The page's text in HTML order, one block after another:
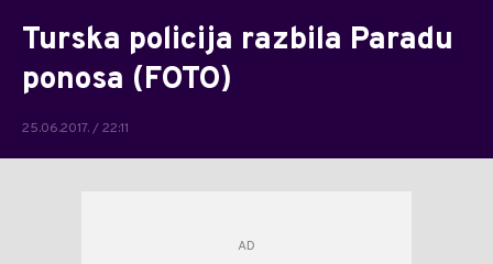
Turska policija razbila Paradu
ponosa (FOTO)
25.06.2017. / 22:11